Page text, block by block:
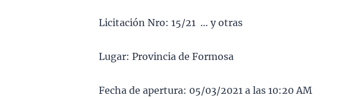
Licitación Nro: 15/21 … y otras
Lugar: Provincia de Formosa
Fecha de apertura: 05/03/2021 a las 10:20 AM